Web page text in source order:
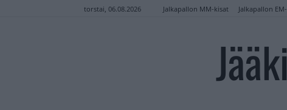
torstai, 06.08.2026 Jalkapallon MM-kisat Jalkapallon